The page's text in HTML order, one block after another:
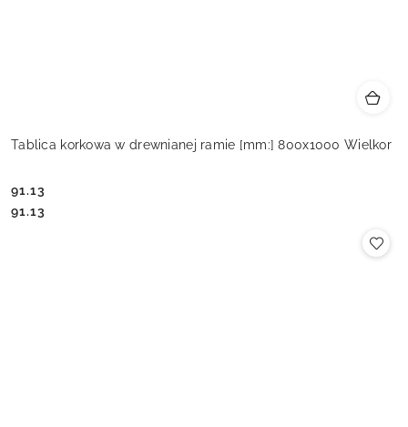
Tablica korkowa w drewnianej ramie [mm:] 800x1000 Wielkor
Cena:
91.13
Cena:
91.13